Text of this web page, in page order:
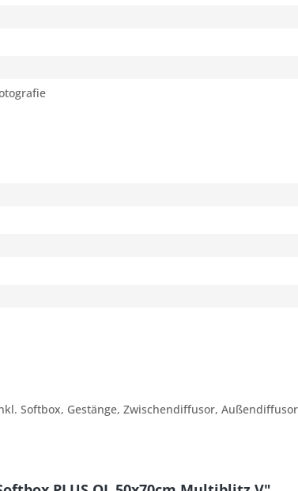
Softbox, Gestänge, Zwischendiffusor,